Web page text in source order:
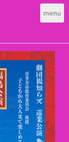
T
o
g
l
e
n
a
a
menu